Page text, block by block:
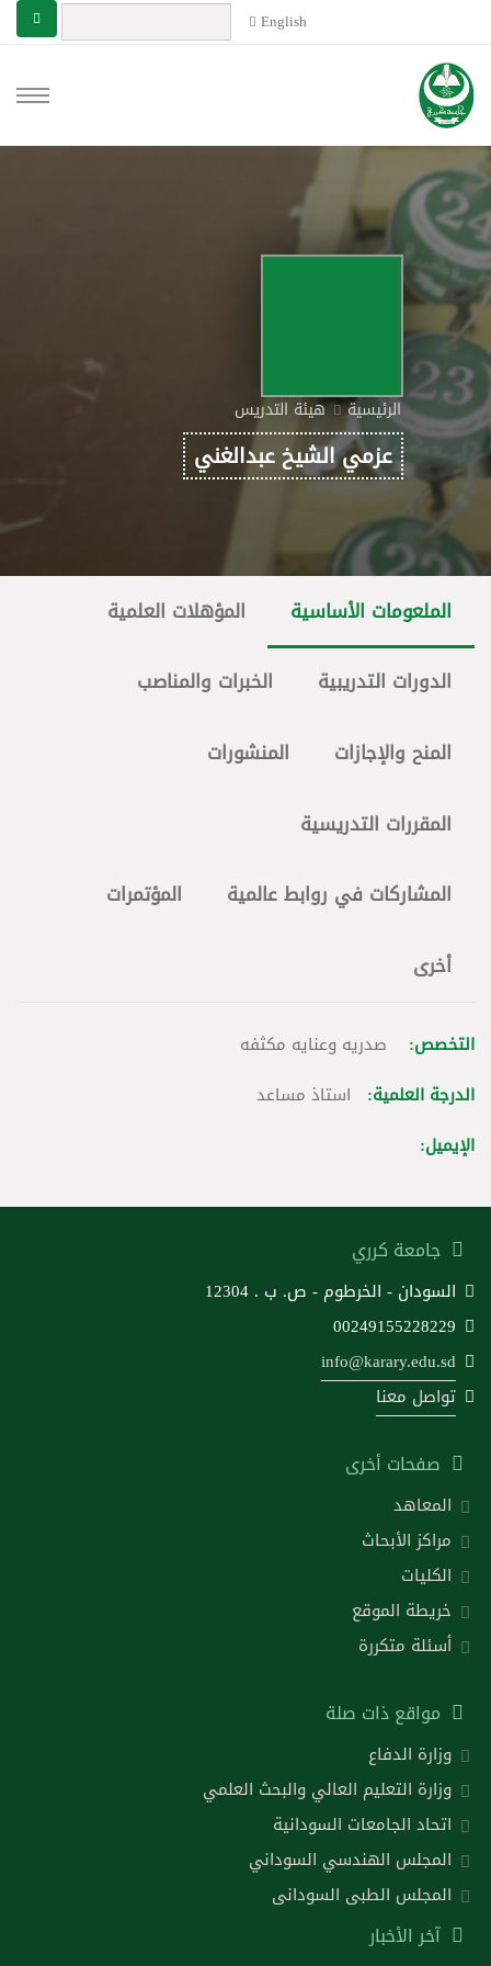
English
الرئيسية هيئة التدريس
عزمي الشيخ عبدالغني
الملعومات الأساسية المؤهلات العلمية
الدورات التدريبية الخبرات والمناصب
المنح والإجازات المنشورات
المقررات التدريسية
المشاركات في روابط عالمية المؤتمرات
أخرى
التخصص:
صدريه وعنايه مكثفه
الدرجة العلمية:
استاذ مساعد
الإيميل:
جامعة كرري
السودان - الخرطوم - ص. ب . 12304
00249155228229
info@karary.edu.sd
تواصل معنا
صفحات أخرى
المعاهد
مراكز الأبحاث
الكليات
خريطة الموقع
أسئلة متكررة
مواقع ذات صلة
وزارة الدفاع
وزارة التعليم العالي والبحث العلمي
اتحاد الجامعات السودانية
المجلس الهندسي السوداني
المجلس الطبى السودانى
آخر الأخبار